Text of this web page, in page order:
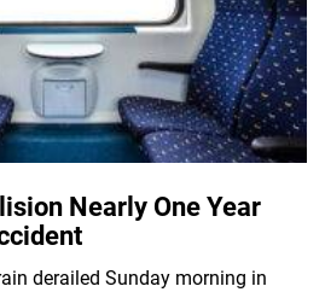
Nearly One Year
derailed Sunday morning in